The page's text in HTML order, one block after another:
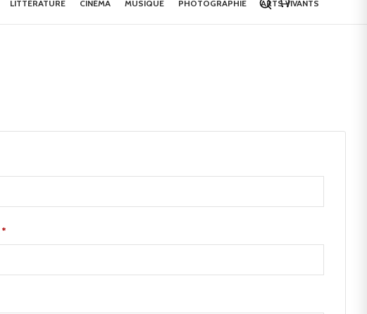
LITTÉRATURE CINÉMA MUSIQUE PHOTOGRAPHIE ARTS VIVANTS
*